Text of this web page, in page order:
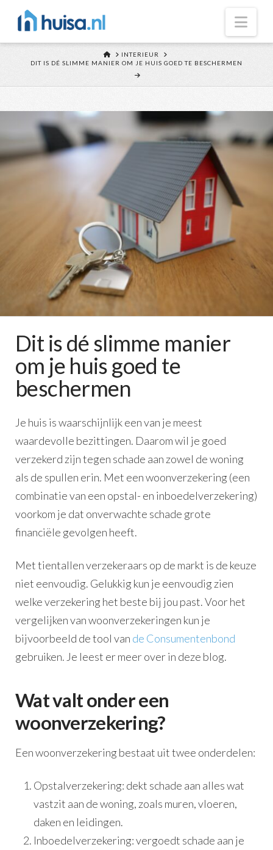
HOMEINTERIEUR
DIT IS DÉ SLIMME MANIER OM JE HUIS GOED TE BESCHERMEN
Dit is dé slimme manier
om je huis goed te
beschermen
Je huis is waarschijnlijk een van je meest
waardevolle bezittingen. Daarom wil je goed
verzekerd zijn tegen schade aan zowel de woning
als de spullen erin. Met een woonverzekering (een
combinatie van een opstal- en inboedelverzekering)
voorkom je dat onverwachte schade grote
financiële gevolgen heeft.
Met tientallen verzekeraars op de markt is de keuze
niet eenvoudig. Gelukkig kun je eenvoudig zien
welke verzekering het beste bij jou past. Voor het
vergelijken van woonverzekeringen kun je
bijvoorbeeld de tool van de Consumentenbond
gebruiken. Je leest er meer over in deze blog.
Wat valt onder een
woonverzekering?
Een woonverzekering bestaat uit twee onderdelen:
Opstalverzekering: dekt schade aan alles wat
vastzit aan de woning, zoals muren, vloeren,
daken en leidingen.
Inboedelverzekering: vergoedt schade aan je